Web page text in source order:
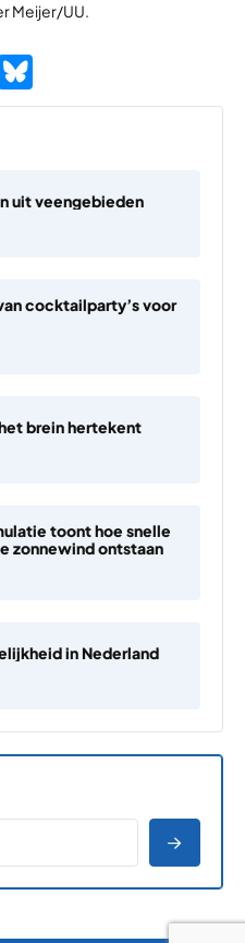
Meijer/UU.
uit veengebieden
cocktailparty’s voor
brein hertekent
toont hoe snelle
zonnewind ontstaan
in Nederland